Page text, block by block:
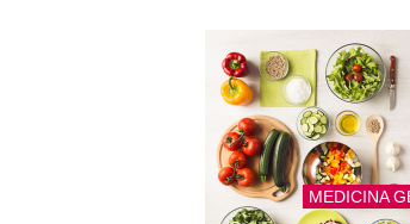
MEDICINA